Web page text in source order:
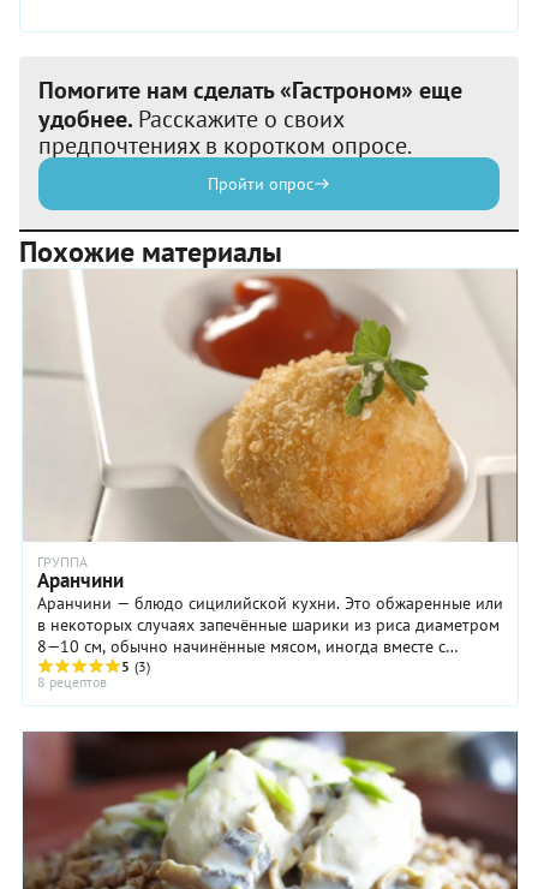
Помогите нам сделать «Гастроном» еще
удобнее. Расскажите о своих
предпочтениях в коротком опросе.
Пройти опрос
Похожие материалы
ГРУППА
Аранчини
Аранчини — блюдо сицилийской кухни. Это обжаренные или
в некоторых случаях запечённые шарики из риса диаметром
8—10 см, обычно начинённые мясом, иногда вместе с
моцареллой, томатным соусом и зелёным ...
5 (3)
8 рецептов